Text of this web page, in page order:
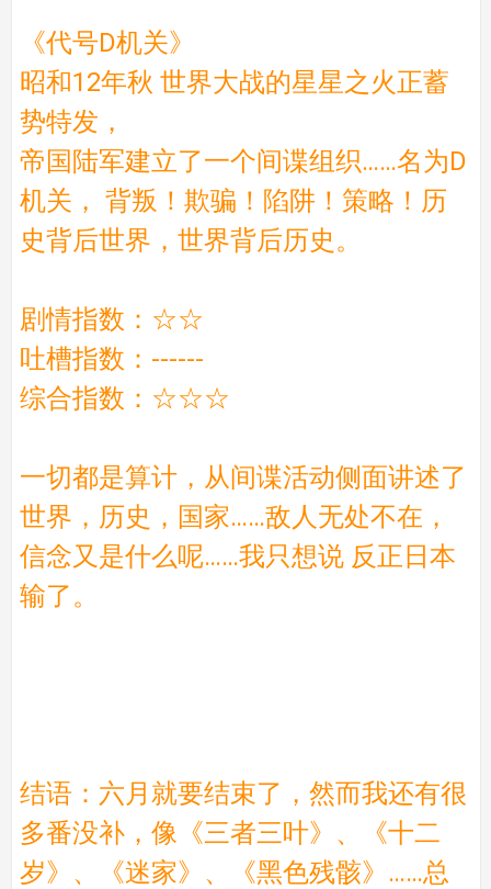
《代号D机关》
昭和12年秋 世界大战的星星之火正蓄
势特发，
帝国陆军建立了一个间谍组织……名为D
机关， 背叛！欺骗！陷阱！策略！历
史背后世界，世界背后历史。
剧情指数：☆☆
吐槽指数：------
综合指数：☆☆☆
一切都是算计，从间谍活动侧面讲述了
世界，历史，国家……敌人无处不在，
信念又是什么呢……我只想说 反正日本
输了。
结语：六月就要结束了，然而我还有很
多番没补，像《三者三叶》、《十二
岁》、《迷家》、《黑色残骸》……总